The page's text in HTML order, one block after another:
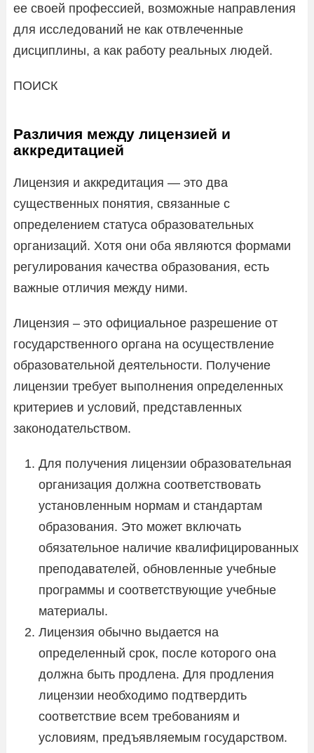
ее своей профессией, возможные направления
для исследований не как отвлеченные
дисциплины, а как работу реальных людей.
ПОИСК
Различия между лицензией и
аккредитацией
Лицензия и аккредитация — это два
существенных понятия, связанные с
определением статуса образовательных
организаций. Хотя они оба являются формами
регулирования качества образования, есть
важные отличия между ними.
Лицензия – это официальное разрешение от
государственного органа на осуществление
образовательной деятельности. Получение
лицензии требует выполнения определенных
критериев и условий, представленных
законодательством.
Для получения лицензии образовательная
организация должна соответствовать
установленным нормам и стандартам
образования. Это может включать
обязательное наличие квалифицированных
преподавателей, обновленные учебные
программы и соответствующие учебные
материалы.
Лицензия обычно выдается на
определенный срок, после которого она
должна быть продлена. Для продления
лицензии необходимо подтвердить
соответствие всем требованиям и
условиям, предъявляемым государством.